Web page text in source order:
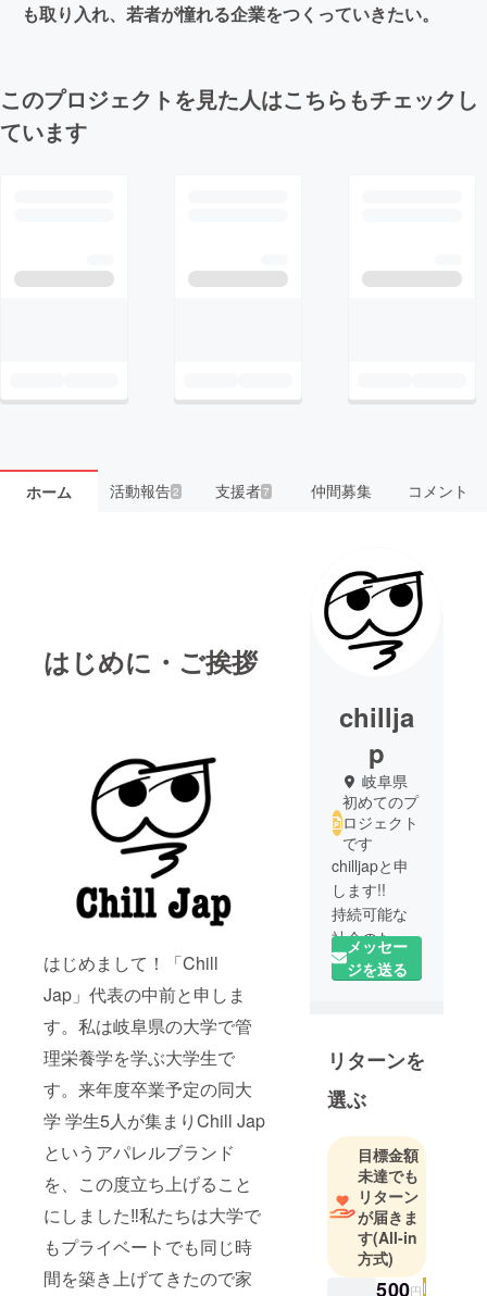
も取り入れ、若者が憧れる企業をつくっていきたい。
このプロジェクトを見た人はこちらもチェックし
ています
ホーム 活動報告2 支援者7 仲間募集 コメント
はじめに・ご挨拶
はじめまして！「Chill
Jap」代表の中前と申しま
す。私は岐阜県の大学で管
理栄養学を学ぶ大学生で
す。来年度卒業予定の同大
学 学生5人が集まりChill Jap
というアパレルブランド
を、この度立ち上げること
にしました‼︎私たちは大学で
もプライベートでも同じ時
間を築き上げてきたので家
chillja
p
岐阜県
初めてのプ
ロジェクト
です
chilljapと申
します!!
持続可能な
社会のため
に!!
メッセー
ジを送る
リターンを
選ぶ
目標金額
未達でも
リターン
が届きま
す(All-in
方式)
500円